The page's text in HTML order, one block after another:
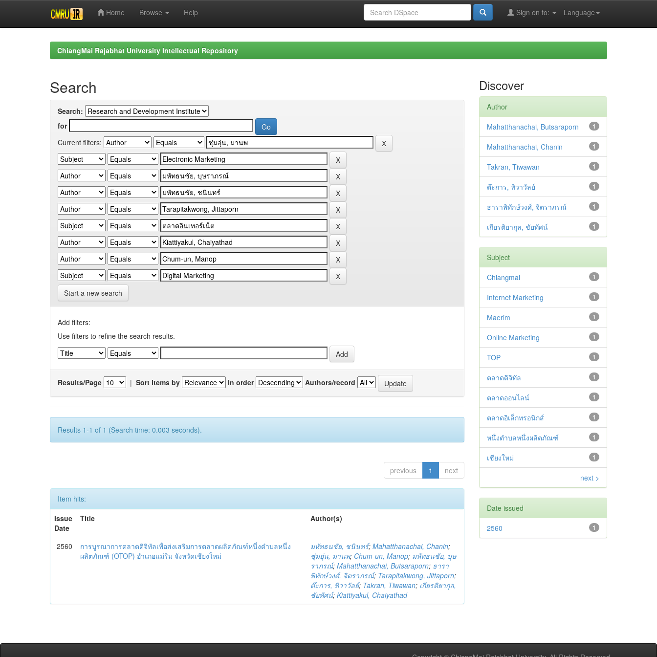
Home Browse Help Language
Sign on to:
ChiangMai Rajabhat University Intellectual Repository
Search
Search:
for
Current filters:
Start a new search
Add filters:
Use filters to refine the search results.
Results/Page | Sort items by In order Authors/record
Results 1-1 of 1 (Search time: 0.003 seconds).
previous 1 next
Item hits:
Issue
Date
Title Author(s)
2560
การบูรณาการตลาดดิจิทัลเพื่อส่งเสริมการตลาดผลิตภัณฑ์หนึ่งตำบลหนึ่ง
ผลิตภัณฑ์ (OTOP) อำเภอแม่ริม จังหวัดเชียงใหม่
มหัทธนชัย, ชนินทร์;Mahatthanachai, Chanin;
ชุ่มอุ่น, มานพ; Chum-un, Manop; มหัทธนชัย, บุษ
ราภรณ์;Mahatthanachai, Butsaraporn; ธารา
พิทักษ์วงศ์, จิตราภรณ์; Tarapitakwong, Jittaporn;
ต๊ะการ, ทิวาวัลย์; Takran, Tiwawan; เกียรติยากุล,
ชัยทัศน์;Kiattiyakul, Chaiyathad
Discover
Author
1
Mahatthanachai, Butsaraporn
1
Mahatthanachai, Chanin
1
Takran, Tiwawan
1
ต๊ะการ, ทิวาวัลย์
1
ธาราพิทักษ์วงศ์, จิตราภรณ์
1
เกียรติยากุล, ชัยทัศน์
Subject
1
Chiangmai
1
Internet Marketing
1
Maerim
1
Online Marketing
1
TOP
1
ตลาดดิจิทัล
1
ตลาดออนไลน์
1
ตลาดอิเล็กทรอนิกส์
1
หนึ่งตำบลหนึ่งผลิตภัณฑ์
1
เชียงใหม่
next >
Date issued
1
2560